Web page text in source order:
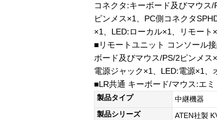
コネクタ:キーボード及びマウス
ピンメス×1、PC側コネクタ
×1、LED:ローカル×1、リモート
■リモートユニット コンソール
ボード及びマウス/PS/2ピンメ
電源ジャック×1、LED:電源×1、
■LR共通 キーボード/マウス:エミ
製品タイプ
中継機器
製品シリーズ
ATEN社製